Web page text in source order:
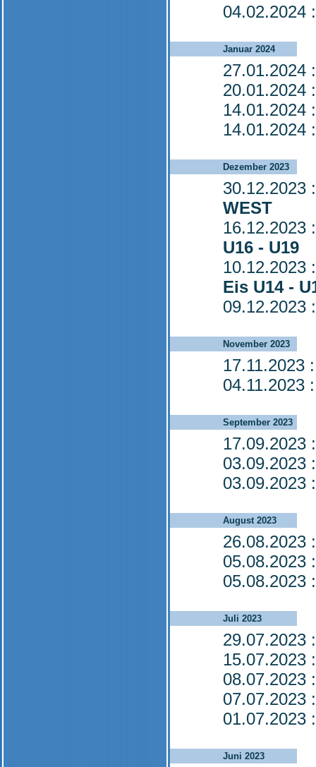
04.02.2024
Januar 2024
27.01.2024
20.01.2024
14.01.2024
14.01.2024
Dezember 2023
30.12.2023
WEST
16.12.2023
U16 - U19
10.12.2023
Eis U14 -
09.12.2023
November 2023
17.11.2023
04.11.2023
September 2023
17.09.2023
03.09.2023
03.09.2023
August 2023
26.08.2023
05.08.2023
05.08.2023
Juli 2023
29.07.2023
15.07.2023
08.07.2023
07.07.2023
01.07.2023
Juni 2023